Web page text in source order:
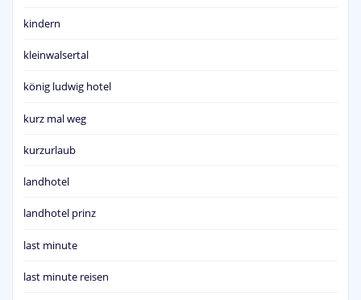
kindern
kleinwalsertal
könig ludwig hotel
kurz mal weg
kurzurlaub
landhotel
landhotel prinz
last minute
last minute reisen